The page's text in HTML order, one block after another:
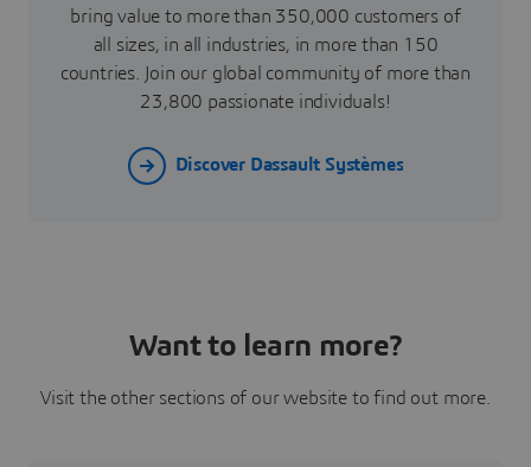
bring value to more than 350,000 customers of
all sizes, in all industries, in more than 150
countries. Join our global community of more than
23,800 passionate individuals!
Discover Dassault Systèmes
Want to learn more?
Visit the other sections of our website to find out more.